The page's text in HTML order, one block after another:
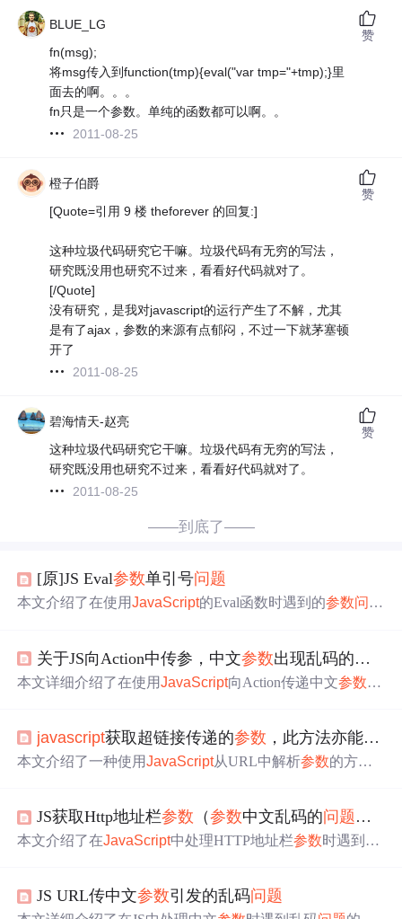
BLUE_LG
fn(msg);
将msg传入到function(tmp){eval("var tmp="+tmp);}里
面去的啊。。。
fn只是一个参数。单纯的函数都可以啊。。
2011-08-25
赞
橙子伯爵
[Quote=引用 9 楼 theforever 的回复:]
这种垃圾代码研究它干嘛。垃圾代码有无穷的写法，
研究既没用也研究不过来，看看好代码就对了。
[/Quote]
没有研究，是我对javascript的运行产生了不解，尤其
是有了ajax，参数的来源有点郁闷，不过一下就茅塞顿
开了
2011-08-25
赞
碧海情天-赵亮
这种垃圾代码研究它干嘛。垃圾代码有无穷的写法，
研究既没用也研究不过来，看看好代码就对了。
2011-08-25
赞
——到底了——
[原]JS Eval参数单引号问题
本文介绍了在使用JavaScript的Eval函数时遇到的参数问题
象。关于JS向Action中传参，中文参数出现乱码的问题
本文详细介绍了在使用JavaScript向Action传递中文参数时
确编码；同时，在Action中使用java.net.URLDecoder解码 参
数，确保正确获取中文值。通过这一系列操作，可以有效
javascript获取超链接传递的参数 ，此方法亦能解决2个通过js超链页面传递
本文介绍了一种使用JavaScript从URL中解析参数的方
JS获取Http地址栏参数 （参数中文乱码的问题，以
本文介绍了在JavaScript中处理HTTP地址栏参数时遇到的
ponent并将+替换为%20来正确解码。
JS URL传中文参数引发的乱码问题